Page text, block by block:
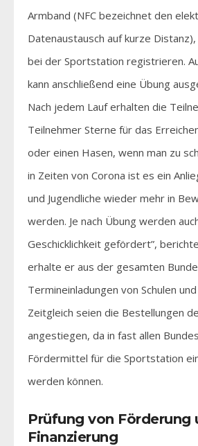
Armband (NFC bezeichnet den
Datenaustausch auf kurze
bei der Sportstation registrieren.
kann anschließend eine Übung
Nach jedem Lauf erhalten die
Teilnehmer Sterne für das
oder einen Hasen, wenn man zu
in Zeiten von Corona ist es ein
und Jugendliche wieder mehr in
werden. Je nach Übung werden
Geschicklichkeit gefördert”,
erhalte er aus der gesamten
Termineinladungen von Schulen
Zeitgleich seien die Bestellungen
angestiegen, da in fast allen
Fördermittel für die Sportstation
werden können.
Prüfung von Förderung
Finanzierung